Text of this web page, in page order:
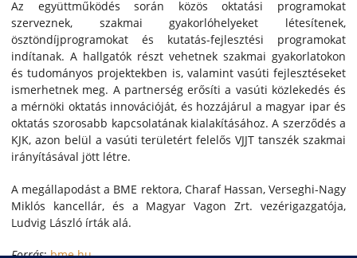
Az együttműködés során közös oktatási programokat
szerveznek, szakmai gyakorlóhelyeket létesítenek,
ösztöndíjprogramokat és kutatás-fejlesztési programokat
indítanak. A hallgatók részt vehetnek szakmai gyakorlatokon
és tudományos projektekben is, valamint vasúti fejlesztéseket
ismerhetnek meg. A partnerség erősíti a vasúti közlekedés és
a mérnöki oktatás innovációját, és hozzájárul a magyar ipar és
oktatás szorosabb kapcsolatának kialakításához. A szerződés a
KJK, azon belül a vasúti területért felelős VJJT tanszék szakmai
irányításával jött létre.
A megállapodást a BME rektora, Charaf Hassan, Verseghi-Nagy
Miklós kancellár, és a Magyar Vagon Zrt. vezérigazgatója,
Ludvig László írták alá.
Forrás:bme.hu